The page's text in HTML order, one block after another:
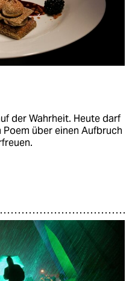
der Wahrheit. Heute darf
über einen Aufbruch